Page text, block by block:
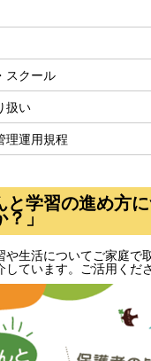
スクール
扱い
理運用規程
と学習の進め方
」
や生活についてご家庭で
しています。ご活用くだ